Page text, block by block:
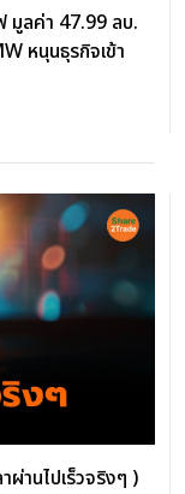
มูลค่า 47.99 ลบ.
หนุนธุรกิจเข้า
านไปเร็วจริงๆ )